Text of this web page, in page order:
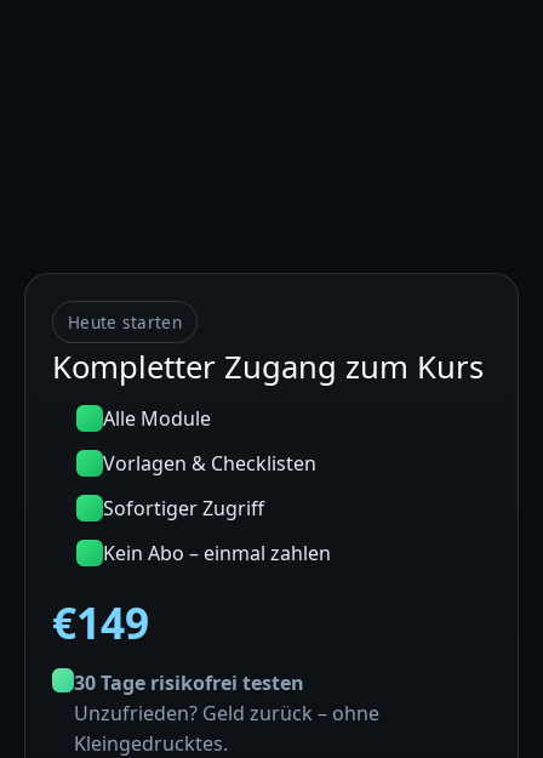
Heute starten
Kompletter Zugang zum Kurs
Alle Module
Vorlagen & Checklisten
Sofortiger Zugriff
Kein Abo – einmal zahlen
€149
30 Tage risikofrei testen
Unzufrieden? Geld zurück – ohne
Kleingedrucktes.